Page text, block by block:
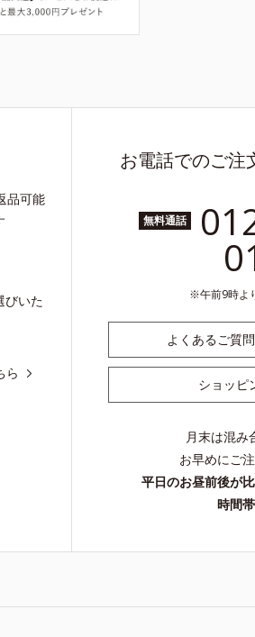
品可能
びいた
ら
お電話でのご注
無料通話
午前9時よ
よくあるご質
ショッピ
月末は混み
お早めにご
平日のお昼前後が
時間帯